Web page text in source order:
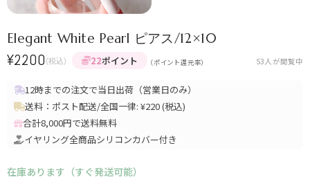
Elegant White Pearl ピアス/12×10
¥2200 (税込) 22ポイント （ポイント還元率） 53人が閲覧中
12時までの注文で当日出荷（営業日のみ）
送料：ポスト配送/全国一律: ¥220 (税込)
合計8,000円で送料無料
イヤリング全商品シリコンカバー付き
在庫あります（すぐ発送可能）